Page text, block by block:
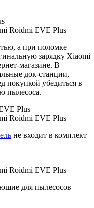
Roidmi EVE Plus
а при поломке
зарядку Xiaomi
магазине. В
док-станции,
покупкой убедиться в
пылесоса.
Roidmi EVE Plus
не входит в комплект
Roidmi EVE Plus
для пылесосов